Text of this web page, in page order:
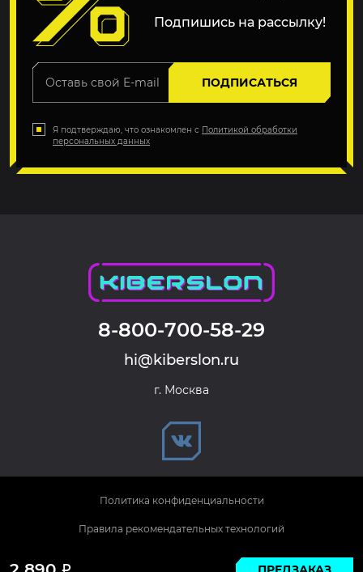
Р
Подпишись на рассылку!
ПОДПИСАТЬСЯ
Я подтверждаю, что ознакомлен с Политикой обработки
персональных данных
8-800-700-58-29
hi@kiberslon.ru
г. Москва
© 2026 KIBERSLON. Все права защищены.
Политика конфиденциальности
Правила рекомендательных технологий